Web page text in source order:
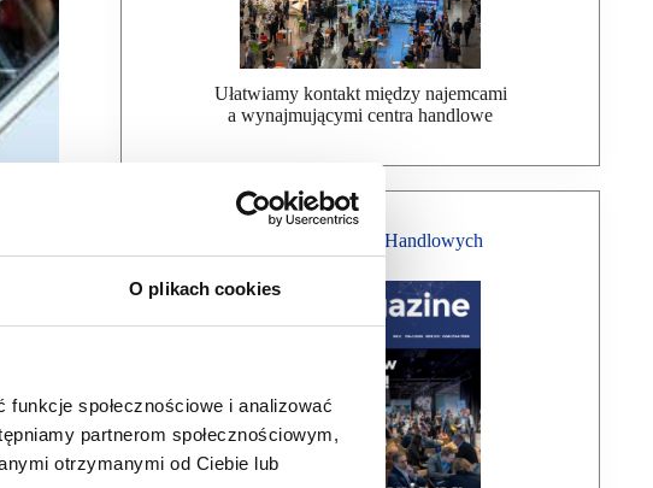
O plikach cookies
społecznościowe i analizować
partnerom społecznościowym,
otrzymanymi od Ciebie lub
Ułatwiamy kontakt między najemcami
a wynajmującymi centra handlowe
Magazyn Centrów Handlowych